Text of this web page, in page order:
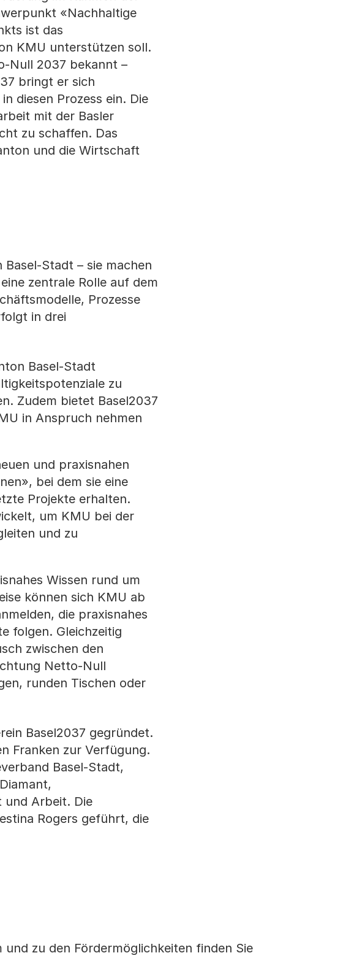
«Nachhaltige
ist das
KMU unterstützen soll.
Null 2037 bekannt –
bringt er sich
diesen Prozess ein. Die
mit der Basler
zu schaffen. Das
und die Wirtschaft
Stadt – sie machen
zentrale Rolle auf dem
Prozesse
in drei
Basel-Stadt
zu
Zudem bietet Basel2037
in Anspruch nehmen
und praxisnahen
bei dem sie eine
Projekte erhalten.
um KMU bei der
und zu
Wissen rund um
können sich KMU ab
die praxisnahes
folgen. Gleichzeitig
zwischen den
Netto-Null
runden Tischen oder
Basel2037 gegründet.
Franken zur Verfügung.
Basel-Stadt,
und Arbeit. Die
Rogers geführt, die
zu den Fördermöglichkeiten finden Sie